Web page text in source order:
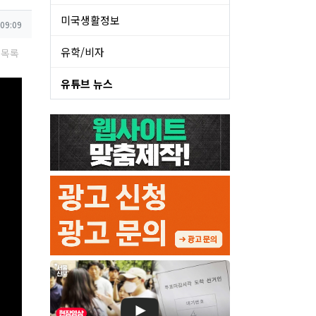
목록
미국생활정보
유학/비자
유튜브 뉴스